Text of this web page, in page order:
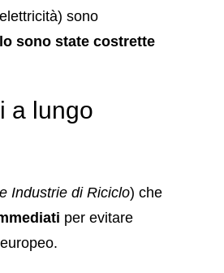
sono
sono state costrette
a lungo
Industrie di Riciclo) che
per evitare